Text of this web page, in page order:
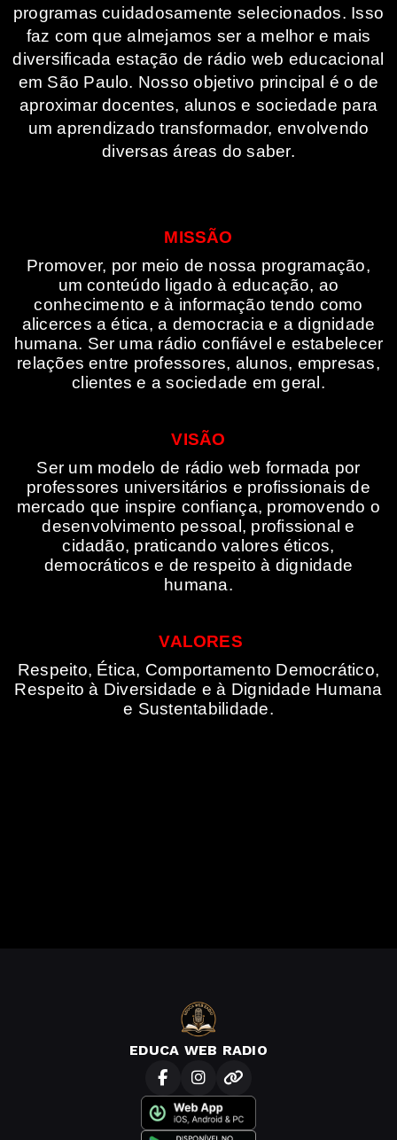
programas cuidadosamente selecionados. Isso
faz com que almejamos ser a melhor e mais
diversificada estação de rádio web educacional
em São Paulo. Nosso objetivo principal é o de
aproximar docentes, alunos e sociedade para
um aprendizado transformador, envolvendo
diversas áreas do saber.
MISSÃO
Promover, por meio de nossa programação,
um conteúdo ligado à educação, ao
conhecimento e à informação tendo como
alicerces a ética, a democracia e a dignidade
humana. Ser uma rádio confiável e estabelecer
relações entre professores, alunos, empresas,
clientes e a sociedade em geral.
VISÃO
Ser um modelo de rádio web formada por
professores universitários e profissionais de
mercado que inspire confiança, promovendo o
desenvolvimento pessoal, profissional e
cidadão, praticando valores éticos,
democráticos e de respeito à dignidade
humana.
VALORES
Respeito, Ética, Comportamento Democrático,
Respeito à Diversidade e à Dignidade Humana
e Sustentabilidade.
EDUCA WEB RADIO